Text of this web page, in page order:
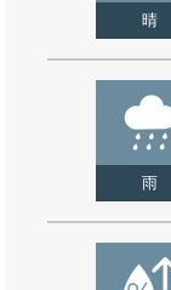
晴
雨